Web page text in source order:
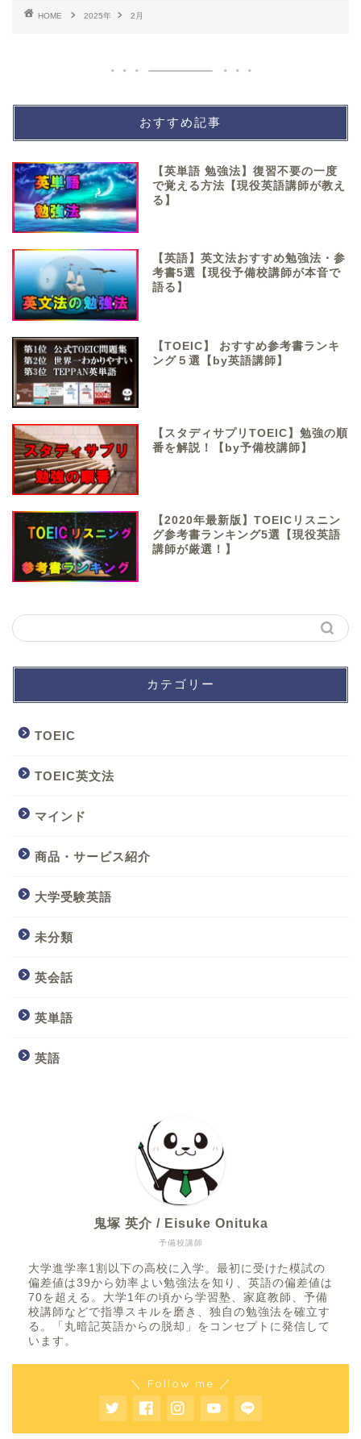
HOME 2025年 2月
おすすめ記事
【英単語 勉強法】復習不要の一度
で覚える方法【現役英語講師が教え
る】
【英語】英文法おすすめ勉強法・参
考書5選【現役予備校講師が本音で
語る】
【TOEIC】 おすすめ参考書ランキ
ング５選【by英語講師】
【スタディサプリTOEIC】勉強の順
番を解説！【by予備校講師】
【2020年最新版】TOEICリスニン
グ参考書ランキング5選【現役英語
講師が厳選！】
カテゴリー
TOEIC
TOEIC英文法
マインド
商品・サービス紹介
大学受験英語
未分類
英会話
英単語
英語
予備校講師
鬼塚 英介 / Eisuke Onituka
大学進学率1割以下の高校に入学。最初に受けた模試の
偏差値は39から効率よい勉強法を知り、英語の偏差値は
70を超える。大学1年の頃から学習塾、家庭教師、予備
校講師などで指導スキルを磨き、独自の勉強法を確立す
る。「丸暗記英語からの脱却」をコンセプトに発信して
います。
＼ Follow me ／